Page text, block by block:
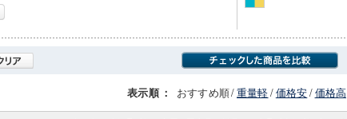
表示順 ： おすすめ順/重量軽/価格安/価格高